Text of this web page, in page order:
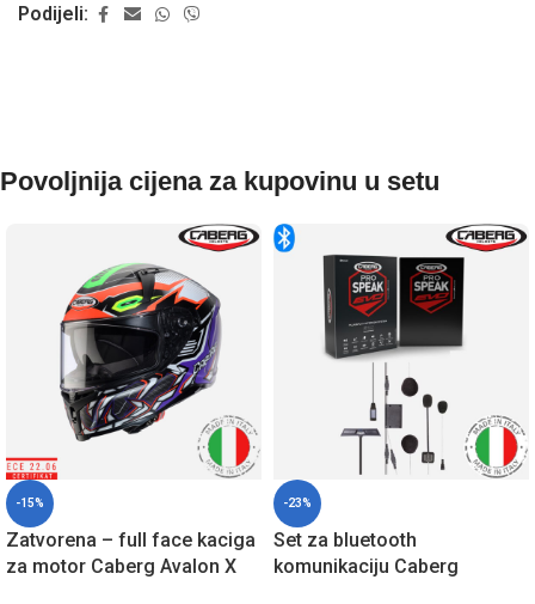
Podijeli:
Povoljnija cijena za kupovinu u setu
-15%
Zatvorena – full face kaciga
za motor Caberg Avalon X
-23%
Set za bluetooth
komunikaciju Caberg